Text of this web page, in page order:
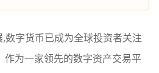
数字货币已成为全球投资者关注
作为一家领先的数字资产交易平